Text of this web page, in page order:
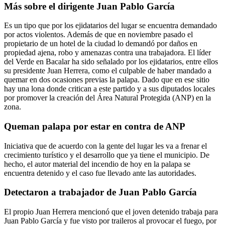
Más sobre el dirigente Juan Pablo García
Es un tipo que por los ejidatarios del lugar se encuentra demandado
por actos violentos. Además de que en noviembre pasado el
propietario de un hotel de la ciudad lo demandó por daños en
propiedad ajena, robo y amenazas contra una trabajadora. El líder
del Verde en Bacalar ha sido señalado por los ejidatarios, entre ellos
su presidente Juan Herrera, como el culpable de haber mandado a
quemar en dos ocasiones previas la palapa. Dado que en ese sitio
hay una lona donde critican a este partido y a sus diputados locales
por promover la creación del Área Natural Protegida (ANP) en la
zona.
Queman palapa por estar en contra de ANP
Iniciativa que de acuerdo con la gente del lugar les va a frenar el
crecimiento turístico y el desarrollo que ya tiene el municipio. De
hecho, el autor material del incendio de hoy en la palapa se
encuentra detenido y el caso fue llevado ante las autoridades.
Detectaron a trabajador de Juan Pablo García
El propio Juan Herrera mencionó que el joven detenido trabaja para
Juan Pablo García y fue visto por traileros al provocar el fuego, por